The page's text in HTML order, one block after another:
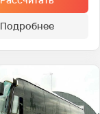
Подробнее